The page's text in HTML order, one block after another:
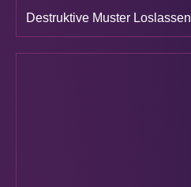
Destruktive Muster